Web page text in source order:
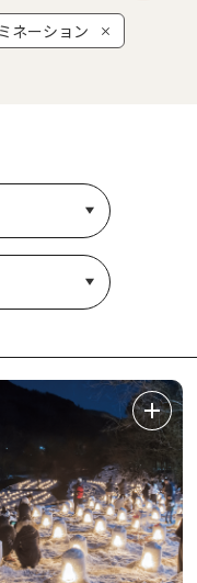
ネーション